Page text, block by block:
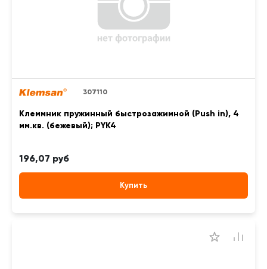
307110
Клеммник пружинный быстрозажимной (Push in), 4
мм.кв. (бежевый); PYK4
196,07 руб
Купить